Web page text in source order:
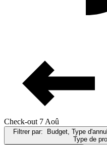
Check-out 7 Aoû
Filtrer par:
Budget, Type
Type de